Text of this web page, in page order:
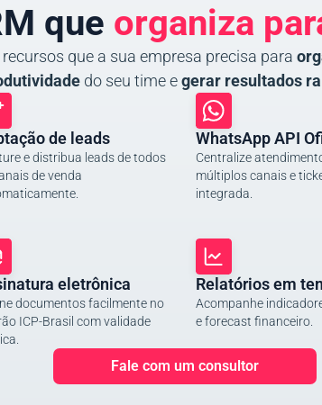
que organiza
que a sua empresa precisa para
do seu time egerar resultados
de leads
e distribua leads de todos
de venda
WhatsApp API
Centralize
múltiplos canais e
integrada.
eletrônica
documentos facilmente no
ICP-Brasil com validade
Relatórios em
Acompanhe
e forecast financeiro.
Fale com um consultor